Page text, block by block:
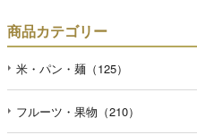
商品カテゴリー
米・パン・麺（125）
フルーツ・果物（210）